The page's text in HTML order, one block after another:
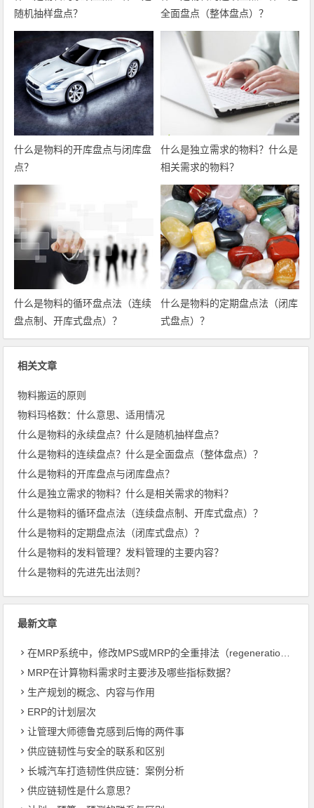
随机抽样盘点？
全面盘点（整体盘点）？
什么是物料的开库盘点与闭库盘
点？
什么是独立需求的物料？什么是
相关需求的物料？
什么是物料的循环盘点法（连续
盘点制、开库式盘点）？
什么是物料的定期盘点法（闭库
式盘点）？
相关文章
物料搬运的原则
物料玛格数：什么意思、适用情况
什么是物料的永续盘点？什么是随机抽样盘点？
什么是物料的连续盘点？什么是全面盘点（整体盘点）？
什么是物料的开库盘点与闭库盘点？
什么是独立需求的物料？什么是相关需求的物料？
什么是物料的循环盘点法（连续盘点制、开库式盘点）？
什么是物料的定期盘点法（闭库式盘点）？
什么是物料的发料管理？发料管理的主要内容？
什么是物料的先进先出法则？
最新文章
在MRP系统中，修改MPS或MRP的全重排法（regeneration）和净改变法？
MRP在计算物料需求时主要涉及哪些指标数据？
生产规划的概念、内容与作用
ERP的计划层次
让管理大师德鲁克感到后悔的两件事
供应链韧性与安全的联系和区别
长城汽车打造韧性供应链：案例分析
供应链韧性是什么意思？